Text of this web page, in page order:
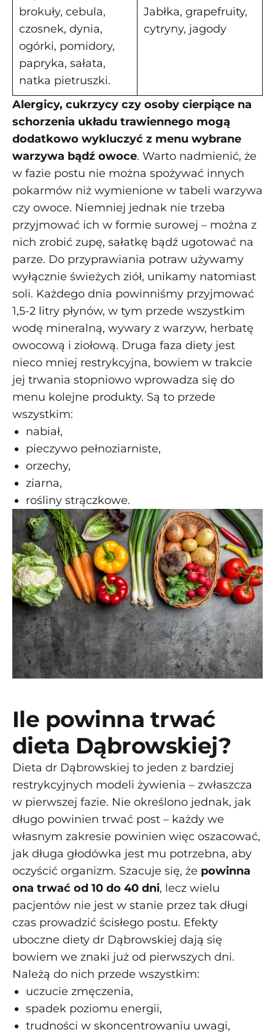
brokuły, cebula,
czosnek, dynia,
ogórki, pomidory,
papryka, sałata,
natka pietruszki.
Jabłka, grapefruity,
cytryny, jagody
Alergicy, cukrzycy czy osoby cierpiące na
schorzenia układu trawiennego mogą
dodatkowo wykluczyć z menu wybrane
warzywa bądź owoce. Warto nadmienić, że
w fazie postu nie można spożywać innych
pokarmów niż wymienione w tabeli warzywa
czy owoce. Niemniej jednak nie trzeba
przyjmować ich w formie surowej – można z
nich zrobić zupę, sałatkę bądź ugotować na
parze. Do przyprawiania potraw używamy
wyłącznie świeżych ziół, unikamy natomiast
soli. Każdego dnia powinniśmy przyjmować
1,5-2 litry płynów, w tym przede wszystkim
wodę mineralną, wywary z warzyw, herbatę
owocową i ziołową. Druga faza diety jest
nieco mniej restrykcyjna, bowiem w trakcie
jej trwania stopniowo wprowadza się do
menu kolejne produkty. Są to przede
wszystkim:
nabiał,
pieczywo pełnoziarniste,
orzechy,
ziarna,
rośliny strączkowe.
Ile powinna trwać
dieta Dąbrowskiej?
Dieta dr Dąbrowskiej to jeden z bardziej
restrykcyjnych modeli żywienia – zwłaszcza
w pierwszej fazie. Nie określono jednak, jak
długo powinien trwać post – każdy we
własnym zakresie powinien więc oszacować,
jak długa głodówka jest mu potrzebna, aby
oczyścić organizm. Szacuje się, że powinna
ona trwać od 10 do 40 dni, lecz wielu
pacjentów nie jest w stanie przez tak długi
czas prowadzić ścisłego postu. Efekty
uboczne diety dr Dąbrowskiej dają się
bowiem we znaki już od pierwszych dni.
Należą do nich przede wszystkim:
uczucie zmęczenia,
spadek poziomu energii,
trudności w skoncentrowaniu uwagi,